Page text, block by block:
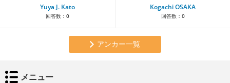
Yuya J. Kato
回答数： 0
Kogachi OSAKA
回答数： 0
アンカー一覧
メニュー